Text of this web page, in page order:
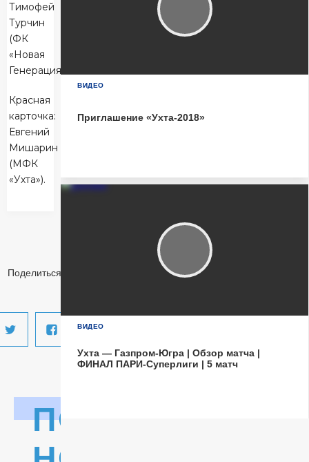
Тимофей
Турчин
(ФК
«Новая
Генерация»).
Красная
карточка:
Евгений
Мишарин
(МФК
«Ухта»).
Поделиться:
ПОСЛЕДНИЕ
БЕТСИТИ Суперлига, Финал
04 Июня 2026 , 16:30 (МСК)
«Центральный». Тюмень
2
ВИДЕО
Приглашение «Ухта-2018»
ВИДЕО
Ухта — Газпром-Югра | Обзор матча |
ФИНАЛ ПАРИ-Суперлиги | 5 матч